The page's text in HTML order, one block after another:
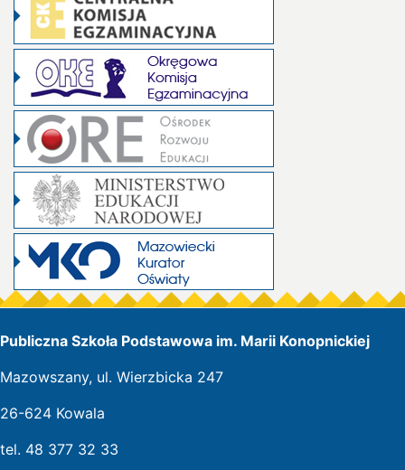
Publiczna Szkoła Podstawowa im. Marii Konopnickiej
Mazowszany, ul. Wierzbicka 247
26-624 Kowala
tel. 48 377 32 33